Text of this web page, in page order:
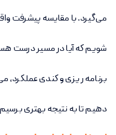
می‌گیرد. با مقایسه پیشرفت
شویم که آیا در مسیر درست
برنامه ر یزی و کندی عملکرد،
دهیم تا به نتیجه بهتری برسیم